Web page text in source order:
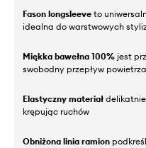
Fason longsleeve to
idealna do warstwowych
Miękka bawełna 100% jest
swobodny przepływ powietrza
Elastyczny materiał
krępując ruchów
Obniżona linia ramion